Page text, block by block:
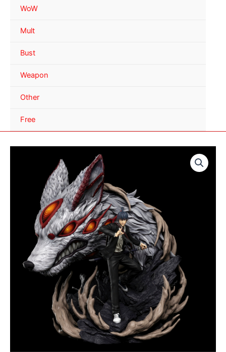
WoW
Mult
Bust
Weapon
Other
Free